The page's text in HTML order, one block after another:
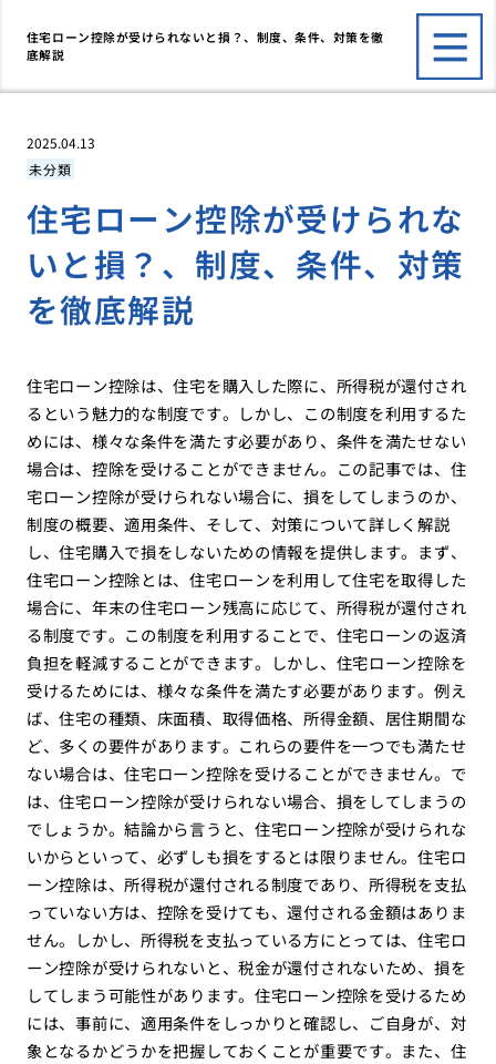
住宅ローン控除が受けられないと損？、制度、条件、対策を徹
底解説
2025.04.13
未分類
住宅ローン控除が受けられな
いと損？、制度、条件、対策
を徹底解説
住宅ローン控除は、住宅を購入した際に、所得税が還付され
るという魅力的な制度です。しかし、この制度を利用するた
めには、様々な条件を満たす必要があり、条件を満たせない
場合は、控除を受けることができません。この記事では、住
宅ローン控除が受けられない場合に、損をしてしまうのか、
制度の概要、適用条件、そして、対策について詳しく解説
し、住宅購入で損をしないための情報を提供します。まず、
住宅ローン控除とは、住宅ローンを利用して住宅を取得した
場合に、年末の住宅ローン残高に応じて、所得税が還付され
る制度です。この制度を利用することで、住宅ローンの返済
負担を軽減することができます。しかし、住宅ローン控除を
受けるためには、様々な条件を満たす必要があります。例え
ば、住宅の種類、床面積、取得価格、所得金額、居住期間な
ど、多くの要件があります。これらの要件を一つでも満たせ
ない場合は、住宅ローン控除を受けることができません。で
は、住宅ローン控除が受けられない場合、損をしてしまうの
でしょうか。結論から言うと、住宅ローン控除が受けられな
いからといって、必ずしも損をするとは限りません。住宅ロ
ーン控除は、所得税が還付される制度であり、所得税を支払
っていない方は、控除を受けても、還付される金額はありま
せん。しかし、所得税を支払っている方にとっては、住宅ロ
ーン控除が受けられないと、税金が還付されないため、損を
してしまう可能性があります。住宅ローン控除を受けるため
には、事前に、適用条件をしっかりと確認し、ご自身が、対
象となるかどうかを把握しておくことが重要です。また、住